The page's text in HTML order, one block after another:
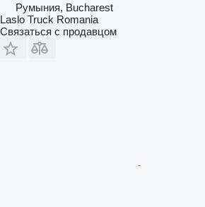
Румыния, Bucharest
Laslo Truck Romania
Связаться с продавцом